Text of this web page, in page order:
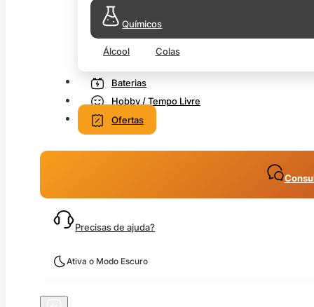
Químicos
Álcool Colas
Baterias
Hobby / Tempo Livre
Ofertas
Precisas de ajuda?
Ativa o Modo Escuro